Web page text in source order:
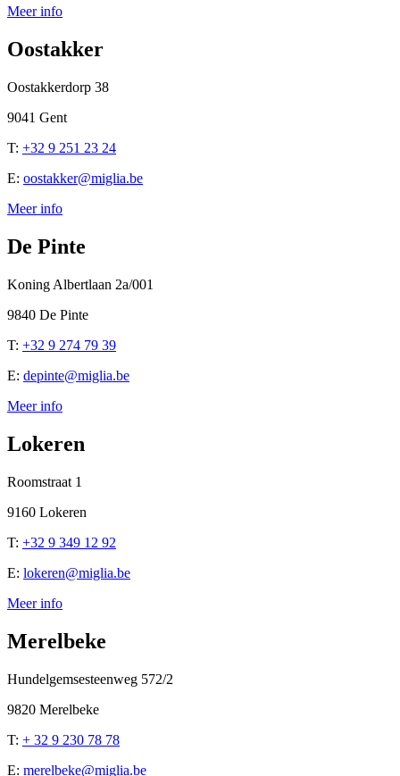
Meer info
Oostakker
Oostakkerdorp 38
9041 Gent
T: +32 9 251 23 24
E: oostakker@miglia.be
Meer info
De Pinte
Koning Albertlaan 2a/001
9840 De Pinte
T: +32 9 274 79 39
E: depinte@miglia.be
Meer info
Lokeren
Roomstraat 1
9160 Lokeren
T: +32 9 349 12 92
E: lokeren@miglia.be
Meer info
Merelbeke
Hundelgemsesteenweg 572/2
9820 Merelbeke
T: + 32 9 230 78 78
E: merelbeke@miglia.be